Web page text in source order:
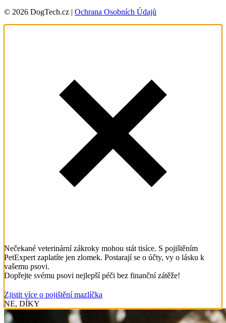
© 2026 DogTech.cz | Ochrana Osobních Údajů
Nečekané veterinární zákroky mohou stát tisíce. S pojištěním
PetExpert zaplatíte jen zlomek. Postarají se o účty, vy o lásku k
vašemu psovi.
Dopřejte svému psovi nejlepší péči bez finanční zátěže!
Zjistit více o pojištění mazlíčka
NE, DÍKY